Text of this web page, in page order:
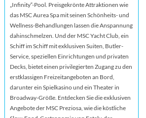
„Infinity“-Pool. Preisgekrönte Attraktionen wie
das MSC Aurea Spa mit seinen Schönheits- und
Wellness-Behandlungen lassen die Anspannung
dahinschmelzen. Und der MSC Yacht Club, ein
Schiff im Schiff mit exklusiven Suiten, Butler-
Service, speziellen Einrichtungen und privaten
Decks, bietet einen privilegierten Zugang zu den
erstklassigen Freizeitangeboten an Bord,
darunter ein Spielkasino und ein Theater in
Broadway-Größe. Entdecken Sie die exklusiven
Angebote der MSC Preziosa, wie die köstliche